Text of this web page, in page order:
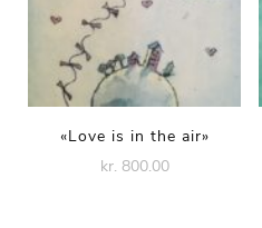
«Love is in the air»
kr. 800.00